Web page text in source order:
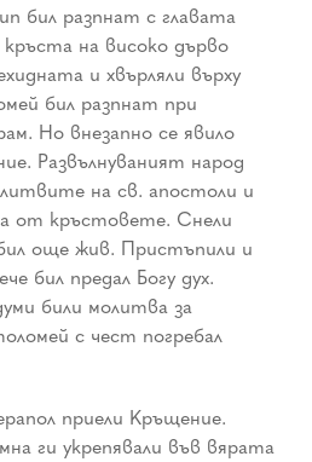
бил разпнат с главата
кръста на високо дърво
и хвърляли върху
бил разпнат при
Но внезапно се явило
Развълнуваният народ
на св. апостоли и
от кръстовете. Снели
още жив. Пристъпили и
бил предал Богу дух.
били молитва за
с чест погребал
приели Кръщение.
ги укрепявали във вярата